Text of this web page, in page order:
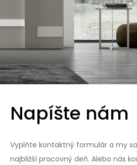
Napíšte nám
Vyplňte kontaktný formulár a my
najbližší pracovný deň. Alebo nás